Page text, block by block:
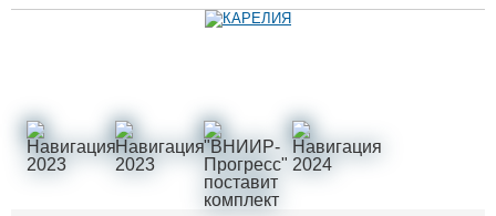
Репутация
Реклама
Изделия
Флот